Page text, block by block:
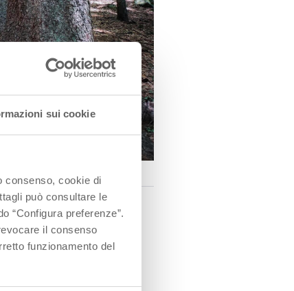
sui cookie
consenso, cookie di
può consultare le
“Configura preferenze”.
il consenso
funzionamento del
di faggi e abeti;
bivio per la